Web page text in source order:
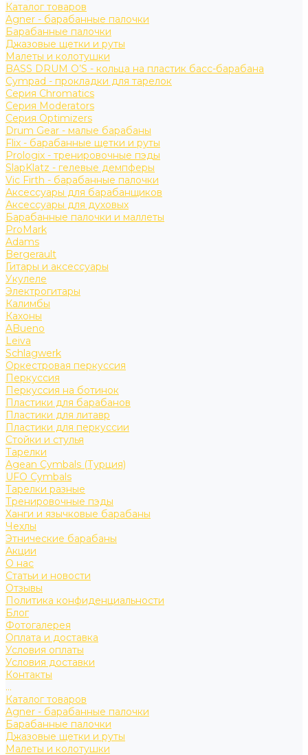
Каталог товаров
Agner - барабанные палочки
Барабанные палочки
Джазовые щетки и руты
Малеты и колотушки
BASS DRUM O’S - кольца на пластик басс-барабана
Cympad - прокладки для тарелок
Серия Chromatics
Серия Moderators
Серия Optimizers
Drum Gear - малые барабаны
Flix - барабанные щетки и руты
Prologix - тренировочные пэды
SlapKlatz - гелевые демпферы
Vic Firth - барабанные палочки
Аксессуары для барабанщиков
Аксессуары для духовых
Барабанные палочки и маллеты
ProMark
Adams
Bergerault
Гитары и аксессуары
Укулеле
Электрогитары
Калимбы
Кахоны
ABueno
Leiva
Schlagwerk
Оркестровая перкуссия
Перкуссия
Перкуссия на ботинок
Пластики для барабанов
Пластики для литавр
Пластики для перкуссии
Стойки и стулья
Тарелки
Agean Cymbals (Турция)
UFO Cymbals
Тарелки разные
Тренировочные пэды
Ханги и язычковые барабаны
Чехлы
Этнические барабаны
Акции
О нас
Статьи и новости
Отзывы
Политика конфиденциальности
Блог
Фотогалерея
Оплата и доставка
Условия оплаты
Условия доставки
Контакты
...
Каталог товаров
Agner - барабанные палочки
Барабанные палочки
Джазовые щетки и руты
Малеты и колотушки